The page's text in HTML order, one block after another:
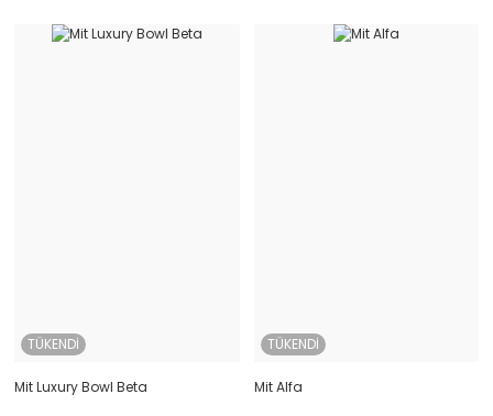
TÜKENDİ
Mit Luxury Bowl Beta
TÜKENDİ
Mit Alfa